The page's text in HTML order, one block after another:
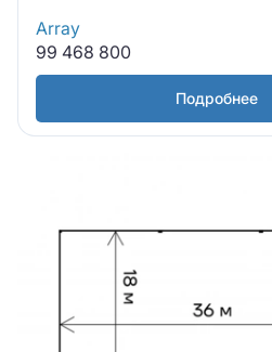
Array
99 468 800
Подробнее